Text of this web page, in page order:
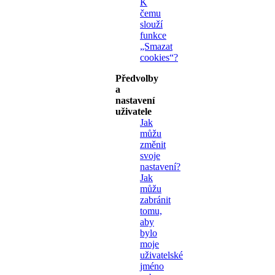
K
čemu
slouží
funkce
„Smazat
cookies“?
Předvolby
a
nastavení
uživatele
Jak
můžu
změnit
svoje
nastavení?
Jak
můžu
zabránit
tomu,
aby
bylo
moje
uživatelské
jméno